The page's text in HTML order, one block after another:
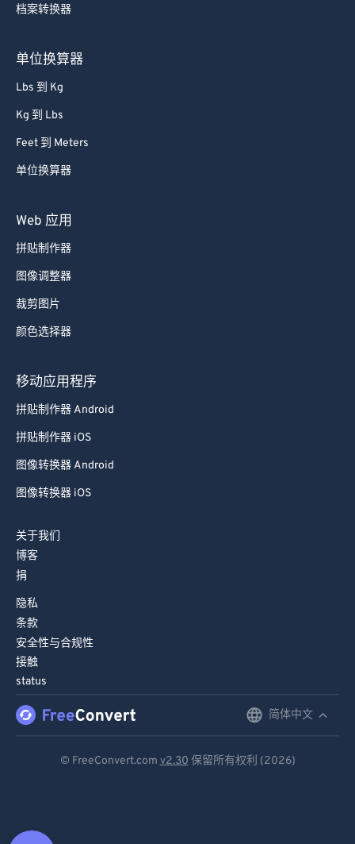
档案转换器
单位换算器
Lbs 到 Kg
Kg 到 Lbs
Feet 到 Meters
单位换算器
Web 应用
拼贴制作器
图像调整器
裁剪图片
颜色选择器
移动应用程序
拼贴制作器 Android
拼贴制作器 iOS
图像转换器 Android
图像转换器 iOS
关于我们
博客
捐
隐私
条款
安全性与合规性
接触
status
简体中文
© FreeConvert.com v2.30 保留所有权利 (2026)